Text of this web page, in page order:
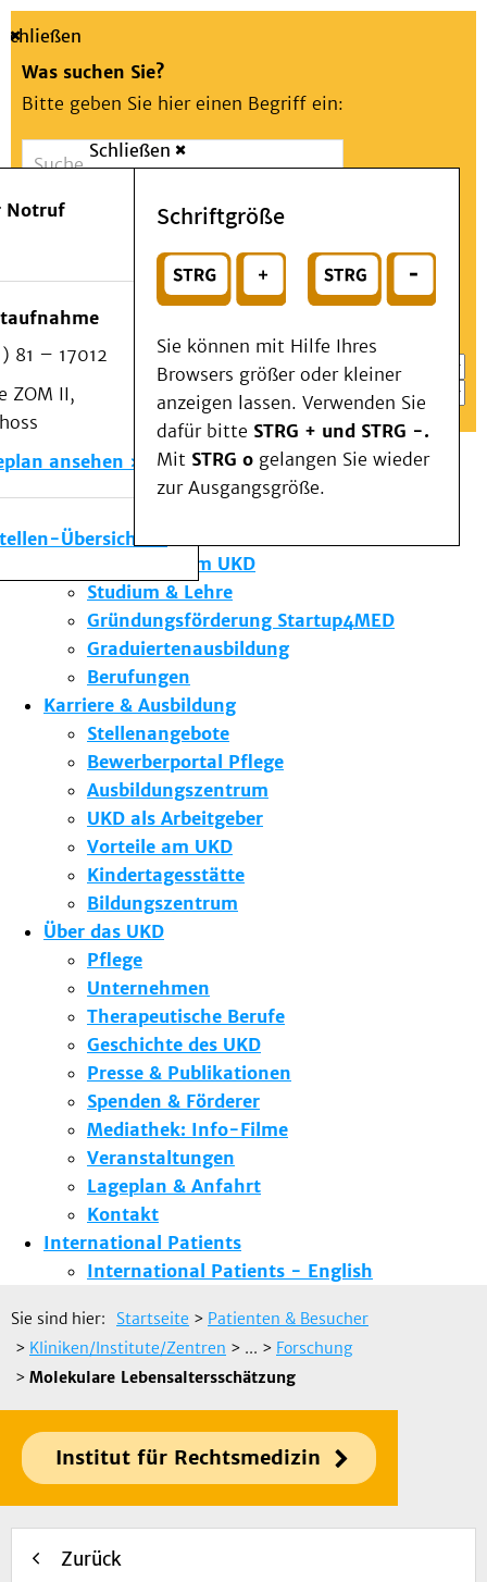
Suche
Schließen
Was suchen Sie?
Bitte geben Sie hier einen Begriff ein:
Suchen
oder
Wählen Sie ein Thema für Ihren Schnelleinstieg
Notfall
Schließen
Notruf
81 – 17012
ZOM II,
ansehen
Übersicht
Schriftgröße
Sie können mit Hilfe Ihres
Browsers größer oder kleiner
anzeigen lassen. Verwenden Sie
dafür bitte STRG + und STRG -.
Mit STRG o gelangen Sie wieder
zur Ausgangsgröße.
Menü
Patienten & Besucher
Kliniken/Institute/Zentren
Als Patient am UKD
Beratung und Unterstützung
Veranstaltungen
Kommunikation im Medizinwesen (KIM)
Notfall
Forschung & Lehre
Die Institute des UKD
Forschung am UKD
Studium & Lehre
Gründungsförderung Startup4MED
Graduiertenausbildung
Berufungen
Karriere & Ausbildung
Stellenangebote
Bewerberportal Pflege
Ausbildungszentrum
UKD als Arbeitgeber
Vorteile am UKD
Kindertagesstätte
Bildungszentrum
Über das UKD
Pflege
Unternehmen
Therapeutische Berufe
Geschichte des UKD
Presse & Publikationen
Spenden & Förderer
Mediathek: Info-Filme
Veranstaltungen
Lageplan & Anfahrt
Kontakt
International Patients
International Patients - English
Sie sind hier: Startseite > Patienten & Besucher
> Kliniken/Institute/Zentren > ... > Forschung
> Molekulare Lebensaltersschätzung
Institut für Rechtsmedizin
Zurück